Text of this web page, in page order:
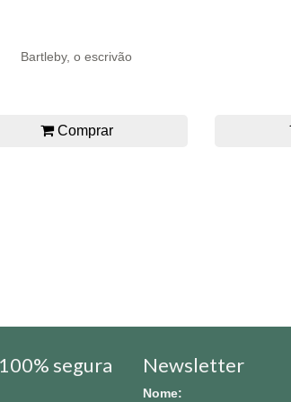
Bartleby, o escrivão
Comprar
segura Newsletter
Nome: